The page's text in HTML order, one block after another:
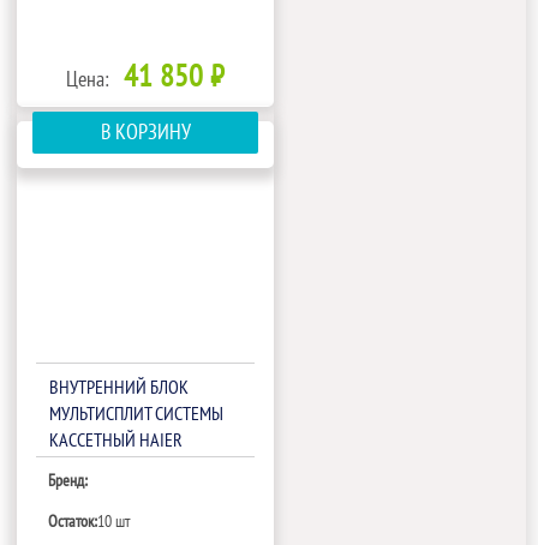
Цена: 41 850 ₽
В КОРЗИНУ
ВНУТРЕННИЙ БЛОК
МУЛЬТИСПЛИТ СИСТЕМЫ
КАССЕТНЫЙ HAIER
Бренд:
Остаток:10 шт